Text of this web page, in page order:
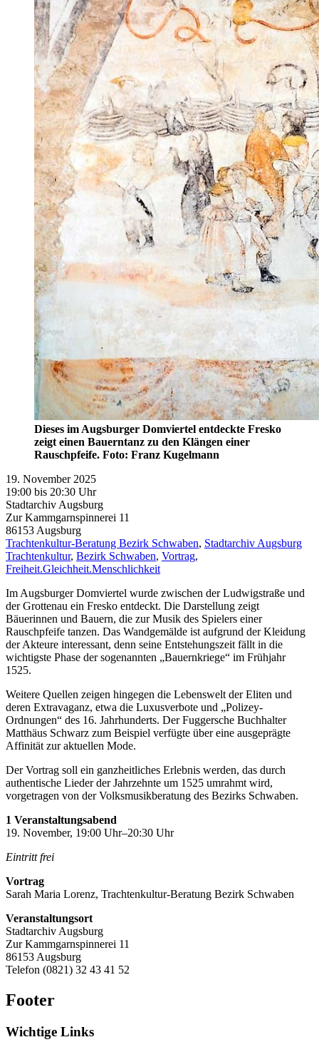
Dieses im Augsburger Domviertel entdeckte Fresko
zeigt einen Bauerntanz zu den Klängen einer
Rauschpfeife. Foto: Franz Kugelmann
19. November 2025
19:00 bis 20:30 Uhr
Stadtarchiv Augsburg
Zur Kammgarnspinnerei 11
86153Augsburg
Trachtenkultur-Beratung Bezirk Schwaben, Stadtarchiv Augsburg
Trachtenkultur, Bezirk Schwaben, Vortrag,
Freiheit.Gleichheit.Menschlichkeit
Im Augsburger Domviertel wurde zwischen der Ludwigstraße und
der Grottenau ein Fresko entdeckt. Die Darstellung zeigt
Bäuerinnen und Bauern, die zur Musik des Spielers einer
Rauschpfeife tanzen. Das Wandgemälde ist aufgrund der Kleidung
der Akteure interessant, denn seine Entstehungszeit fällt in die
wichtigste Phase der sogenannten „Bauernkriege“ im Frühjahr
1525.
Weitere Quellen zeigen hingegen die Lebenswelt der Eliten und
deren Extravaganz, etwa die Luxusverbote und „Polizey-
Ordnungen“ des 16. Jahrhunderts. Der Fuggersche Buchhalter
Matthäus Schwarz zum Beispiel verfügte über eine ausgeprägte
Affinität zur aktuellen Mode.
Der Vortrag soll ein ganzheitliches Erlebnis werden, das durch
authentische Lieder der Jahrzehnte um 1525 umrahmt wird,
vorgetragen von der Volksmusikberatung des Bezirks Schwaben.
1 Veranstaltungsabend
19. November, 19:00 Uhr–20:30 Uhr
Eintritt frei
Vortrag
Sarah Maria Lorenz, Trachtenkultur-Beratung Bezirk Schwaben
Veranstaltungsort
Stadtarchiv Augsburg
Zur Kammgarnspinnerei 11
86153 Augsburg
Telefon (0821) 32 43 41 52
Footer
Wichtige Links